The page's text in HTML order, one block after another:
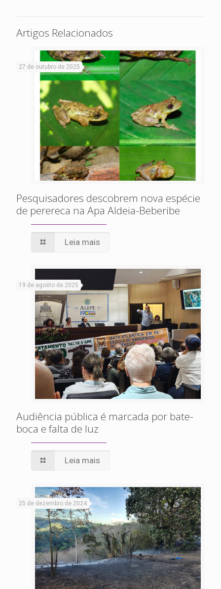
Artigos Relacionados
27 de outubro de 2025
Pesquisadores descobrem nova espécie
de perereca na Apa Aldeia-Beberibe
Leia mais
19 de agosto de 2025
Audiência pública é marcada por bate-
boca e falta de luz
Leia mais
25 de dezembro de 2024